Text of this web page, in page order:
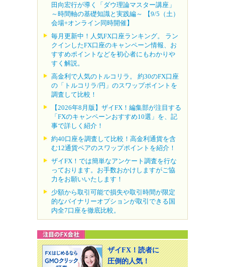
田向宏行が導く「ダウ理論マスター講座」
～時間軸の基礎知識と実践編～ 【9/5（土）
会場+オンライン同時開催】
毎月更新中！人気FX口座ランキング。 ラン
クインしたFX口座のキャンペーン情報、お
すすめポイントなどを初心者にもわかりや
すく解説。
高金利で人気のトルコリラ。 約30のFX口座
の「トルコリラ/円」のスワップポイントを
調査して比較！
【2026年8月版】ザイFX！編集部が注目する
「FXのキャンペーンおすすめ10選」を、記
事で詳しく紹介！
約40口座を調査して比較！高金利通貨を含
む12通貨ペアのスワップポイントを紹介！
ザイFX！では簡単なアンケート調査を行な
っております。お手数おかけしますがご協
力をお願いいたします！
少額から取引可能で損失や取引時間が限定
的なバイナリーオプションが取引できる国
内全7口座を徹底比較。
ザイFX！読者に
圧倒的人気！